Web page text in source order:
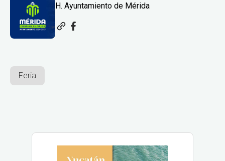
H. Ayuntamiento de Mérida
Feria